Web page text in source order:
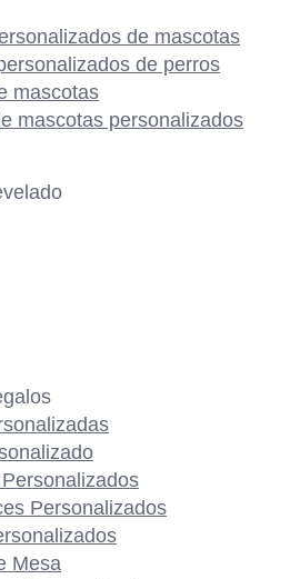
Personalizados
Mesa
de mascotas
de perros
mascotas
mascotas personalizados